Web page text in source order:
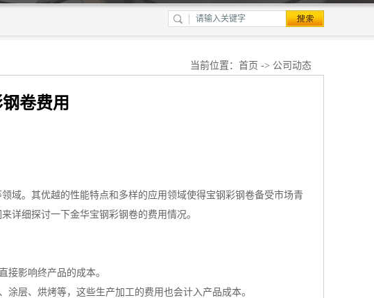
当前位置： 首页 -> 公司动态
卷费用
域。其优越的性能特点和多样的应用领域使得宝钢彩钢卷备受市场青
详细探讨一下金华宝钢彩钢卷的费用情况。
接影响终产品的成本。
层、烘烤等，这些生产加工的费用也会计入产品成本。